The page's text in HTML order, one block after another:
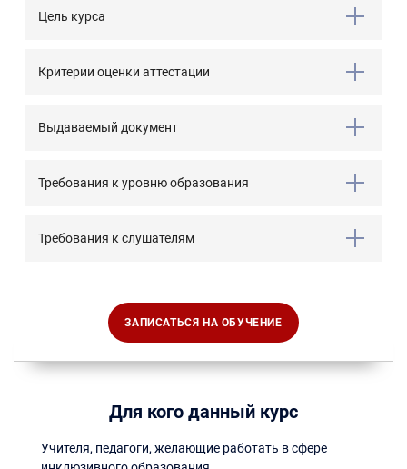
Цель курса
Критерии оценки аттестации
Выдаваемый документ
Требования к уровню образования
Требования к слушателям
ЗАПИСАТЬСЯ НА ОБУЧЕНИЕ
Для кого данный курс
Учителя, педагоги, желающие работать в сфере